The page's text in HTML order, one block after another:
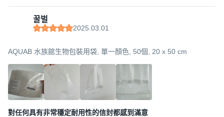
꿀벌
2025.03.01
AQUAB 水族館生物包裝用袋, 單一顏色, 50個, 20 x 50 cm
對任何具有非常穩定耐用性的信封都感到滿意